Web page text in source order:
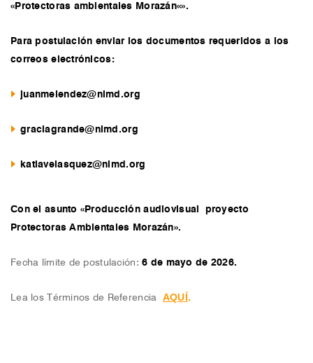
«Protectoras ambientales Morazán«».
Para postulación enviar los documentos requeridos a los
correos electrónicos:
juanmelendez@nimd.org
graciagrande@nimd.org
katiavelasquez@nimd.org
Con el asunto «Producción audiovisual
proyecto
Protectoras Ambientales Morazán».
Fecha límite de postulación:6 de mayo de 2026.
Lea los Términos de Referencia AQUÍ.